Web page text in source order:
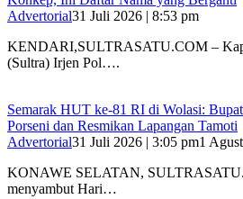
Advertorial31 Juli 2026 | 8:53 pm
‎KENDARI,SULTRASATU.COM –
(Sultra) Irjen Pol….
Semarak HUT ke-81 RI di Wolasi:
Porseni dan Resmikan Lapangan Tamoti
Advertorial31 Juli 2026 | 3:05 pm1
KONAWE SELATAN,
menyambut Hari…